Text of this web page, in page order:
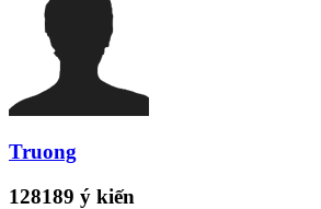
Truong
128189 ý kiến